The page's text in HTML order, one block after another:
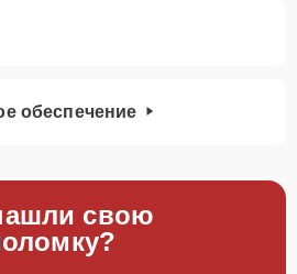
обеспечение
свою